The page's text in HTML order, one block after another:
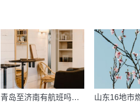
青岛至济南有航班吗？
山东16地市